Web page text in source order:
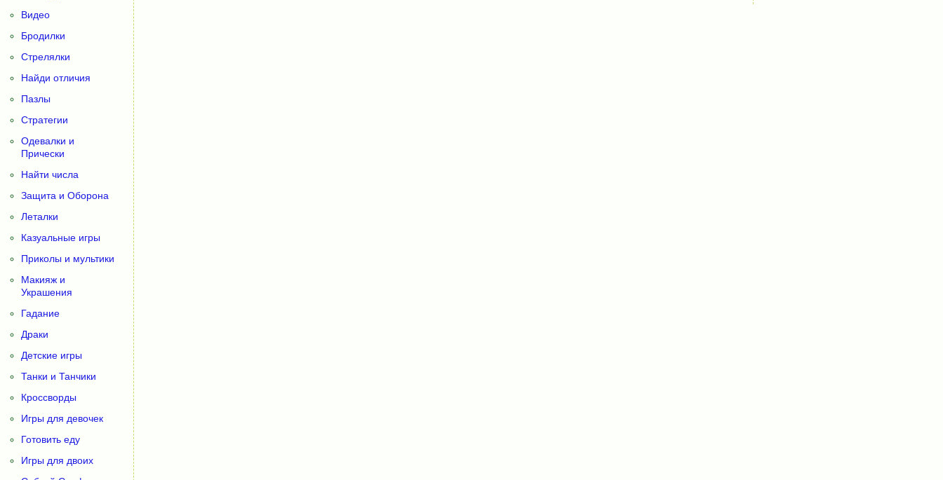
Видео
Бродилки
Стрелялки
Найди отличия
Пазлы
Стратегии
Одевалки и
Прически
Найти числа
Защита и Оборона
Леталки
Казуальные игры
Приколы и мультики
Макияж и
Украшения
Гадание
Драки
Детские игры
Танки и Танчики
Кроссворды
Игры для девочек
Готовить еду
Игры для двоих